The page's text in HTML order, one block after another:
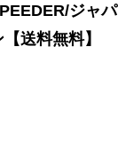
ジャパ
送料無料】